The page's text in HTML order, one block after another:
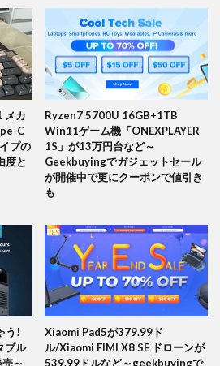
メカ
C
プの
度と
Ryzen7 5700U 16GB+1TB
Win11ゲーム機「ONEXPLAYER
1S」が13万円台など～
Geekbuyingでガジェットセール
が開催中で更にクーポンで値引き
も
う!
ブル
～
Xiaomi Pad5が379.99ド
ル/Xiaomi FIMI X8 SE ドローンが
539.99ドルなど～geekbuyingで